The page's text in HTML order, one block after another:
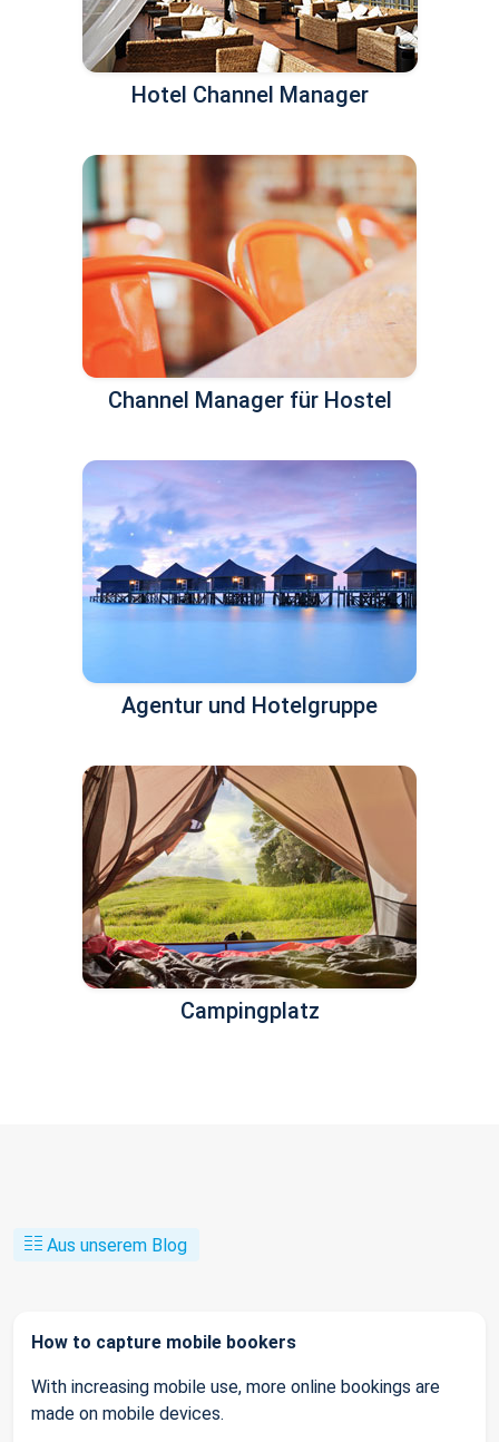
Hotel Channel Manager
Channel Manager für Hostel
Agentur und Hotelgruppe
Campingplatz
Aus unserem Blog
How to capture mobile bookers
With increasing mobile use, more online bookings are
made on mobile devices.